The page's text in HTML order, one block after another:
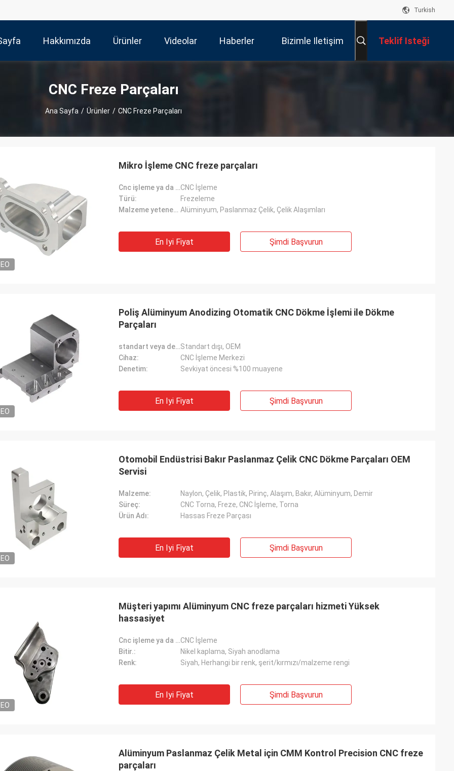
Turkish
Hakkımızda Ürünler Videolar Haberler Bizimle Iletişim Teklif Isteği
CNC Freze Parçaları
Ana Sayfa / Ürünler / CNC Freze Parçaları
kevin
etmek istiyorum. Bize çok
davrandınız.
Kamil.
Harika bir kalite, rekabetçi fiyat ve
Mikro İşleme CNC freze parçaları
Cnc işleme ya da değil:CNC İşleme
Türü:
Frezeleme
Malzeme yetenekleri: Alüminyum, Paslanmaz Çelik, Çelik Alaşımları
En Iyi Fiyat Şimdi Başvurun
Poliş Alüminyum Anodizing Otomatik CNC Dökme İşlemi ile Dökme
Parçaları
standart veya değil:Standart dışı, OEM
Cihaz:
CNC İşleme Merkezi
Denetim:
Sevkiyat öncesi %100 muayene
En Iyi Fiyat Şimdi Başvurun
Otomobil Endüstrisi Bakır Paslanmaz Çelik CNC Dökme Parçaları OEM
Servisi
Malzeme:
Naylon, Çelik, Plastik, Pirinç, Alaşım, Bakır, Alüminyum, Demir
Süreç:
CNC Torna, Freze, CNC İşleme, Torna
Ürün Adı:
Hassas Freze Parçası
En Iyi Fiyat Şimdi Başvurun
Müşteri yapımı Alüminyum CNC freze parçaları hizmeti Yüksek
hassasiyet
Cnc işleme ya da değil:CNC İşleme
Bitir.:
Nikel kaplama, Siyah anodlama
Renk:
Siyah, Herhangi bir renk, şerit/kırmızı/malzeme rengi
En Iyi Fiyat Şimdi Başvurun
Alüminyum Paslanmaz Çelik Metal için CMM Kontrol Precision CNC freze
parçaları